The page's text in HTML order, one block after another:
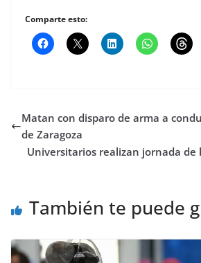
Comparte esto:
Matan con disparo de arma a
de Zaragoza
Universitarios realizan jornada de
También te puede